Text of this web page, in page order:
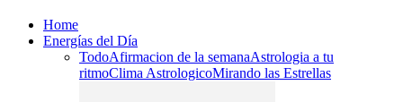
Home
Energías del Día
TodoAfirmacion de la semanaAstrologia a tu
ritmoClima AstrologicoMirando las Estrellas